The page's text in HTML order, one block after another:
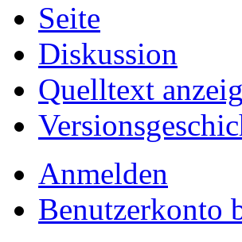
Seite
Diskussion
Quelltext
Anmelden
Benutzerkonto